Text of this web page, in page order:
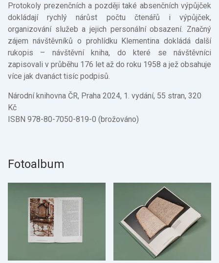
Protokoly prezenčních a později také absenčních výpůjček
dokládají rychlý nárůst počtu čtenářů i výpůjček,
organizování služeb a jejich personální obsazení. Značný
zájem návštěvníků o prohlídku Klementina dokládá další
rukopis – návštěvní kniha, do které se návštěvníci
zapisovali v průběhu 176 let až do roku 1958 a jež obsahuje
více jak dvanáct tisíc podpisů.
Národní knihovna ČR, Praha 2024, 1. vydání, 55 stran, 320
Kč
ISBN 978-80-7050-819-0 (brožováno)
Fotoalbum